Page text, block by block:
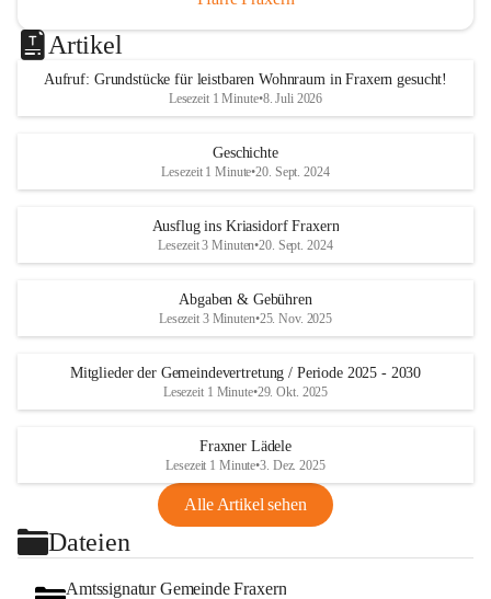
Artikel
Aufruf: Grundstücke für leistbaren Wohnraum in Fraxern gesucht!
Lesezeit 1 Minute•8. Juli 2026
Geschichte
Lesezeit 1 Minute•20. Sept. 2024
Ausflug ins Kriasidorf Fraxern
Lesezeit 3 Minuten•20. Sept. 2024
Abgaben & Gebühren
Lesezeit 3 Minuten•25. Nov. 2025
Mitglieder der Gemeindevertretung / Periode 2025 - 2030
Lesezeit 1 Minute•29. Okt. 2025
Fraxner Lädele
Lesezeit 1 Minute•3. Dez. 2025
Alle Artikel sehen
Dateien
Amtssignatur Gemeinde Fraxern